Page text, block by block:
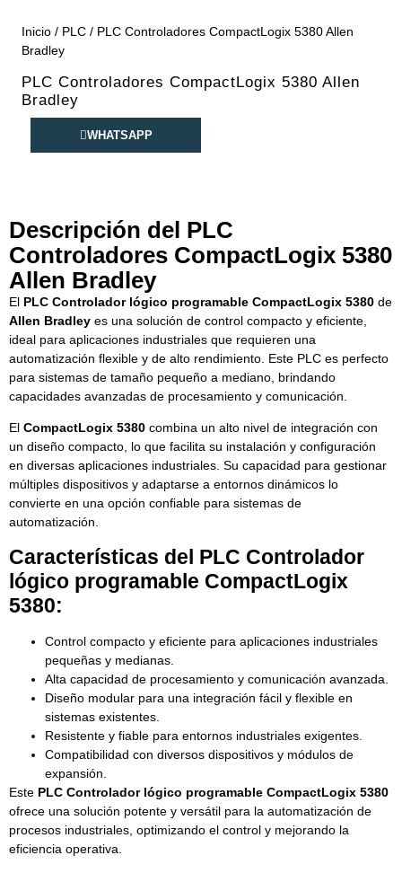
Inicio / PLC / PLC Controladores CompactLogix 5380 Allen
Bradley
PLC Controladores CompactLogix 5380 Allen
Bradley
WHATSAPP
Descripción del PLC
Controladores CompactLogix 5380
Allen Bradley
El PLC Controlador lógico programable CompactLogix 5380 de
Allen Bradley es una solución de control compacto y eficiente,
ideal para aplicaciones industriales que requieren una
automatización flexible y de alto rendimiento. Este PLC es perfecto
para sistemas de tamaño pequeño a mediano, brindando
capacidades avanzadas de procesamiento y comunicación.
El CompactLogix 5380 combina un alto nivel de integración con
un diseño compacto, lo que facilita su instalación y configuración
en diversas aplicaciones industriales. Su capacidad para gestionar
múltiples dispositivos y adaptarse a entornos dinámicos lo
convierte en una opción confiable para sistemas de
automatización.
Características del PLC Controlador
lógico programable CompactLogix
5380:
Control compacto y eficiente para aplicaciones industriales
pequeñas y medianas.
Alta capacidad de procesamiento y comunicación avanzada.
Diseño modular para una integración fácil y flexible en
sistemas existentes.
Resistente y fiable para entornos industriales exigentes.
Compatibilidad con diversos dispositivos y módulos de
expansión.
Este PLC Controlador lógico programable CompactLogix 5380
ofrece una solución potente y versátil para la automatización de
procesos industriales, optimizando el control y mejorando la
eficiencia operativa.